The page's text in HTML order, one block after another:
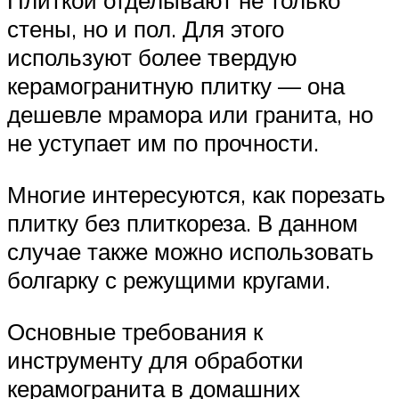
стены, но и пол. Для этого
используют более твердую
керамогранитную плитку — она
дешевле мрамора или гранита, но
не уступает им по прочности.
Многие интересуются, как порезать
плитку без плиткореза. В данном
случае также можно использовать
болгарку с режущими кругами.
Основные требования к
инструменту для обработки
керамогранита в домашних